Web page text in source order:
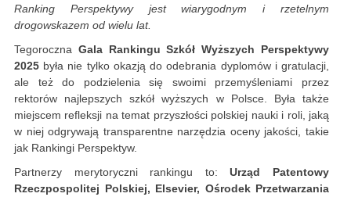
Ranking Perspektywy jest wiarygodnym i rzetelnym
drogowskazem od wielu lat.
Tegoroczna Gala Rankingu Szkół Wyższych Perspektywy
2025 była nie tylko okazją do odebrania dyplomów i gratulacji,
ale też do podzielenia się swoimi przemyśleniami przez
rektorów najlepszych szkół wyższych w Polsce. Była także
miejscem refleksji na temat przyszłości polskiej nauki i roli, jaką
w niej odgrywają transparentne narzędzia oceny jakości, takie
jak Rankingi Perspektyw.
Partnerzy merytoryczni rankingu to:Urząd Patentowy
Rzeczpospolitej Polskiej, Elsevier, Ośrodek Przetwarzania